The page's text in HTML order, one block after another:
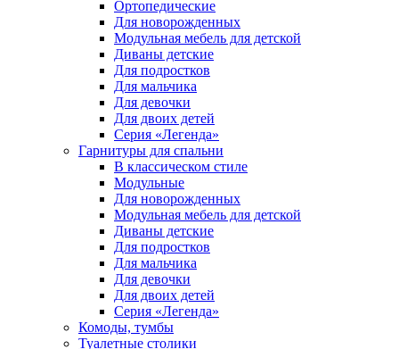
Ортопедические
Для новорожденных
Модульная мебель для детской
Диваны детские
Для подростков
Для мальчика
Для девочки
Для двоих детей
Серия «Легенда»
Гарнитуры для спальни
В классическом стиле
Модульные
Для новорожденных
Модульная мебель для детской
Диваны детские
Для подростков
Для мальчика
Для девочки
Для двоих детей
Серия «Легенда»
Комоды, тумбы
Туалетные столики